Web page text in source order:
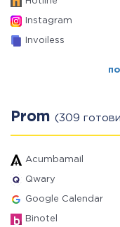
Instagram
Invoiless
Prom (309
Acumbamail
Qwary
Google Calendar
Binotel